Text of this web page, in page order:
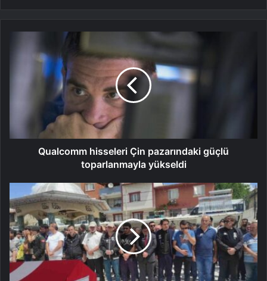
Qualcomm hisseleri Çin pazarındaki güçlü
toparlanmayla yükseldi